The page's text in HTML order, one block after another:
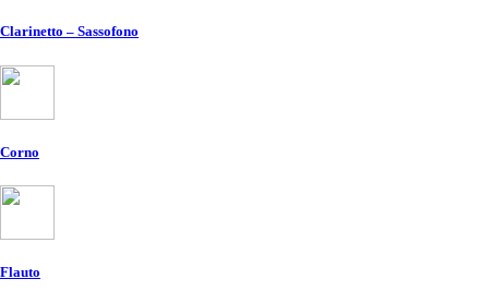
Clarinetto – Sassofono
Corno
Flauto